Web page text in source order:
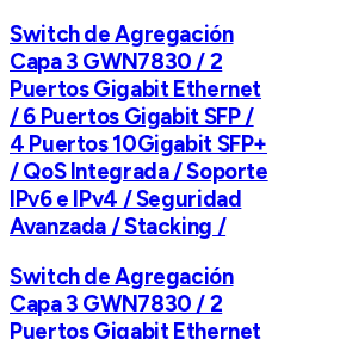
Switch de Agregación
Capa 3 GWN7830 / 2
Puertos Gigabit Ethernet
/ 6 Puertos Gigabit SFP /
4 Puertos 10Gigabit SFP+
/ QoS Integrada / Soporte
IPv6 e IPv4 / Seguridad
Avanzada / Stacking /
Switch de Agregación
Capa 3 GWN7830 / 2
Puertos Gigabit Ethernet